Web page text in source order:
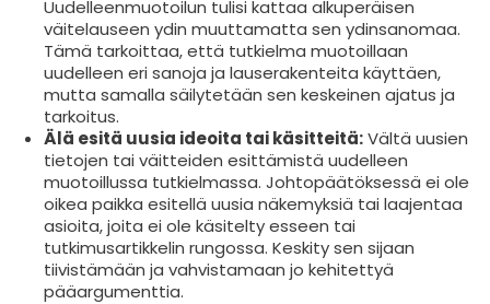
Uudelleenmuotoilun tulisi kattaa alkuperäisen
väitelauseen ydin muuttamatta sen ydinsanomaa.
Tämä tarkoittaa, että tutkielma muotoillaan
uudelleen eri sanoja ja lauserakenteita käyttäen,
mutta samalla säilytetään sen keskeinen ajatus ja
tarkoitus.
Älä esitä uusia ideoita tai käsitteitä:Vältä uusien
tietojen tai väitteiden esittämistä uudelleen
muotoillussa tutkielmassa. Johtopäätöksessä ei ole
oikea paikka esitellä uusia näkemyksiä tai laajentaa
asioita, joita ei ole käsitelty esseen tai
tutkimusartikkelin rungossa. Keskity sen sijaan
tiivistämään ja vahvistamaan jo kehitettyä
pääargumenttia.